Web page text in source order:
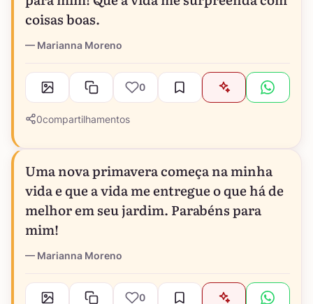
coisas boas.
Marianna Moreno
0
0compartilhamentos
Uma nova primavera começa na minha
vida e que a vida me entregue o que há de
melhor em seu jardim. Parabéns para
mim!
Marianna Moreno
0